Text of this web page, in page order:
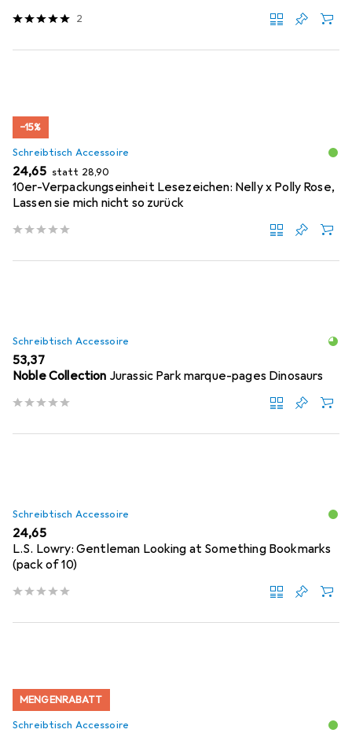
2
−15%
Schreibtisch Accessoire
EUR
24,65 statt EUR
28,90
10er-Verpackungseinheit Lesezeichen: Nelly x Polly Rose,
Lassen sie mich nicht so zurück
Schreibtisch Accessoire
EUR
53,37
Noble Collection Jurassic Park marque-pages Dinosaurs
Schreibtisch Accessoire
EUR
24,65
L.S. Lowry: Gentleman Looking at Something Bookmarks
(pack of 10)
MENGENRABATT
Schreibtisch Accessoire